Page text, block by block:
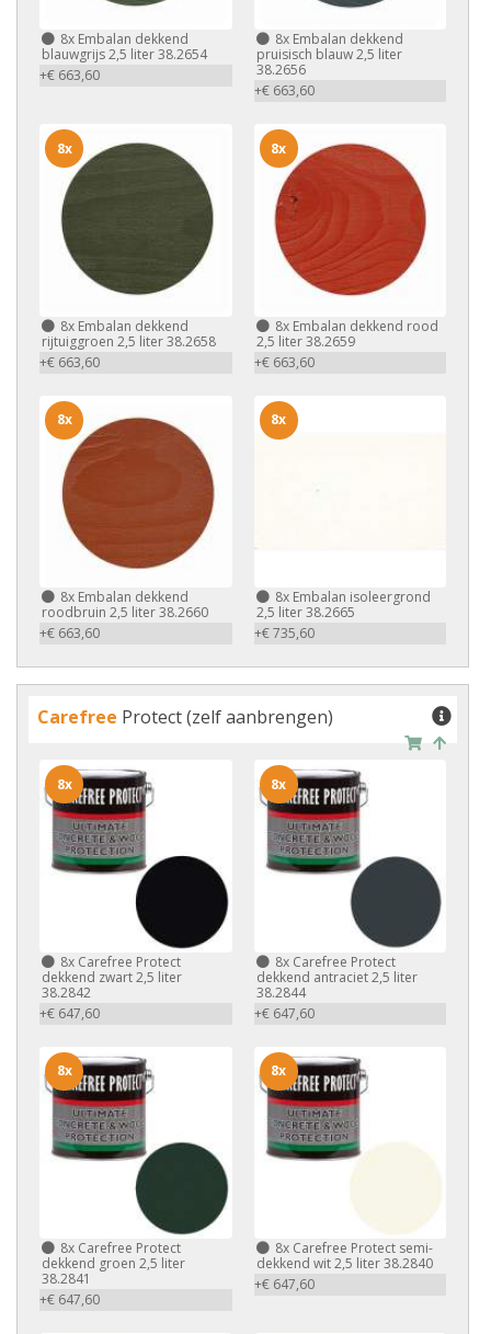
8x Embalan dekkend
blauwgrijs 2,5 liter 38.2654
+€ 663,60
8xEmbalan dekkend
pruisisch blauw 2,5 liter
38.2656
+€ 663,60
8x Embalan dekkend
rijtuiggroen 2,5 liter 38.2658
+€ 663,60
8x
8xEmbalan dekkend rood
2,5 liter 38.2659
+€ 663,60
8x
8x Embalan dekkend
roodbruin 2,5 liter 38.2660
+€ 663,60
8x
8xEmbalan isoleergrond
2,5 liter 38.2665
+€ 735,60
8x
Carefree Protect (zelf aanbrengen)
8x Carefree Protect
dekkend zwart 2,5 liter
38.2842
+€ 647,60
8x
8xCarefree Protect
dekkend antraciet 2,5 liter
38.2844
+€ 647,60
8x
8x Carefree Protect
dekkend groen 2,5 liter
38.2841
+€ 647,60
8x
8xCarefree Protect semi-
dekkend wit 2,5 liter 38.2840
+€ 647,60
8x